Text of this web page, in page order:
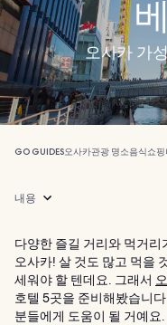
오사카 가
GO GUIDES오사카관광 명소음식쇼핑
내용
다양한 즐길 거리와 먹거
오사카! 살 것도 많고 먹을
세워야 할 텐데요. 그래서
호텔 5곳을 준비해봤습니
분들에게 도움이 될 거예요.